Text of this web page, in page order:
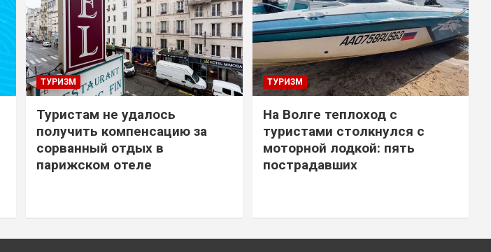
ТУРИЗМ
Туристам не удалось
получить компенсацию за
сорванный отдых в
парижском отеле
ТУРИЗМ
На Волге теплоход с
туристами столкнулся с
моторной лодкой: пять
пострадавших